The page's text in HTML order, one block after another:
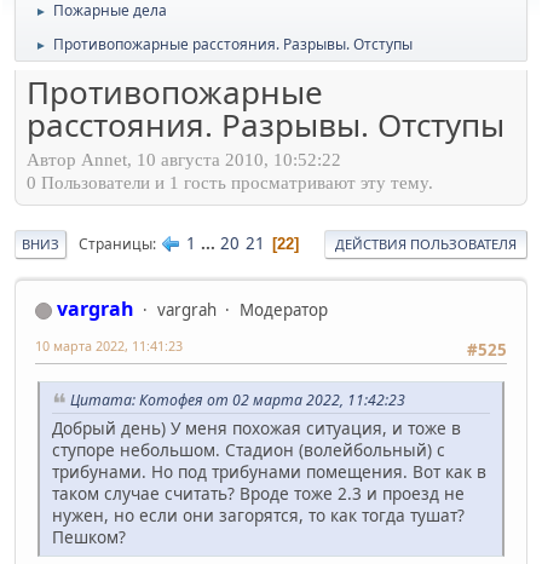
► Пожарные дела
► Противопожарные расстояния. Разрывы. Отступы
Противопожарные
расстояния. Разрывы. Отступы
Автор Annet, 10 августа 2010, 10:52:22
0 Пользователи и 1 гость просматривают эту тему.
ВНИЗ Страницы 1 ... 20 21 22 ДЕЙСТВИЯ ПОЛЬЗОВАТЕЛЯ
vargrah vargrah
Модератор
#525
10 марта 2022, 11:41:23
Цитата: Котофея от 02 марта 2022, 11:42:23
Добрый день) У меня похожая ситуация, и тоже в
ступоре небольшом. Стадион (волейбольный) с
трибунами. Но под трибунами помещения. Вот как в
таком случае считать? Вроде тоже 2.3 и проезд не
нужен, но если они загорятся, то как тогда тушат?
Пешком?